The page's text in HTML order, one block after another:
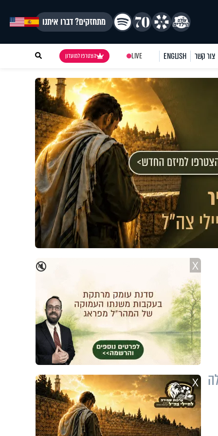
מתחזקים? דברו איתנו
צור קשר ENGLISH
LIVE הצטרפו למועדון
🔇 X
X